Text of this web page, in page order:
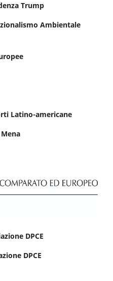
Trump
Ambientale
Latino-americane
DPCE
DPCE